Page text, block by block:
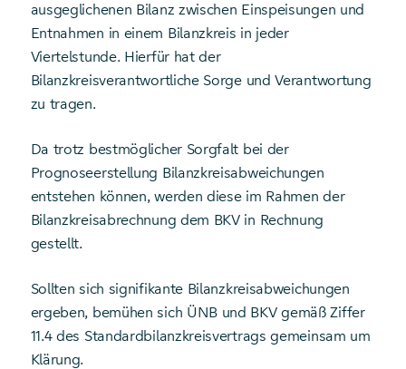
ausgeglichenen Bilanz zwischen Einspeisungen und
Entnahmen in einem Bilanzkreis in jeder
Viertelstunde. Hierfür hat der
Bilanzkreisverantwortliche Sorge und Verantwortung
zu tragen.
Da trotz bestmöglicher Sorgfalt bei der
Prognoseerstellung Bilanzkreisabweichungen
entstehen können, werden diese im Rahmen der
Bilanzkreisabrechnung dem BKV in Rechnung
gestellt.
Sollten sich signifikante Bilanzkreisabweichungen
ergeben, bemühen sich ÜNB und BKV gemäß Ziffer
11.4 des Standardbilanzkreisvertrags gemeinsam um
Klärung.